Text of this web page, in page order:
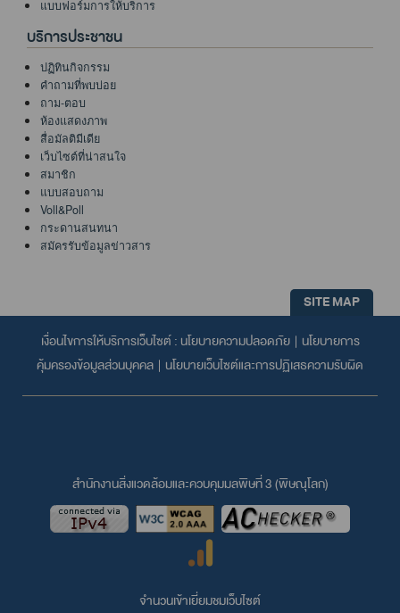
แบบฟอร์มการให้บริการ
บริการประชาชน
ปฏิทินกิจกรรม
คำถามที่พบบ่อย
ถาม-ตอบ
ห้องแสดงภาพ
สื่อมัลติมีเดีย
เว็บไซต์ที่น่าสนใจ
สมาชิก
แบบสอบถาม
Voll&Poll
กระดานสนทนา
สมัครรับข้อมูลข่าวสาร
SITE MAP
เงื่อนไขการให้บริการเว็บไซต์ : นโยบายความปลอดภัย| นโยบายการ
คุ้มครองข้อมูลส่วนบุคคล | นโยบายเว็บไซต์และการปฏิเสธความรับผิด
สำนักงานสิ่งแวดล้อมและควบคุมมลพิษที่ 3 (พิษณุโลก)
จำนวนเข้าเยี่ยมชมเว็บไซต์